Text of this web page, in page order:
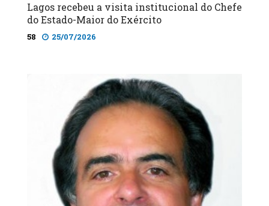
Lagos recebeu a visita institucional do Chefe
do Estado-Maior do Exército
58 25/07/2026